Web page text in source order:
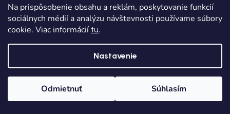
Na prispôsobenie obsahu a reklám, poskytovanie funkcií
sociálnych médií a analýzu návštevnosti používame súbory
cookie. Viac informácií tu.
Nastavenie
Odmietnuť Súhlasím